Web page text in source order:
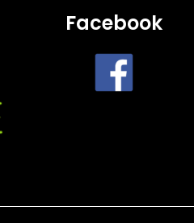
Facebook